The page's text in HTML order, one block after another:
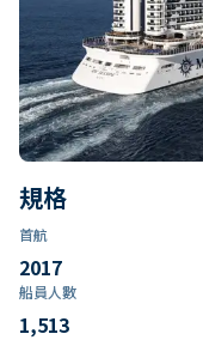
規格
首航
2017
船員人數
1,513